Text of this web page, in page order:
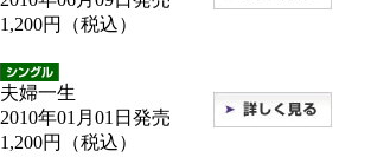
1,200円（税込）
夫婦一生
2010年01月01日発売
1,200円（税込）